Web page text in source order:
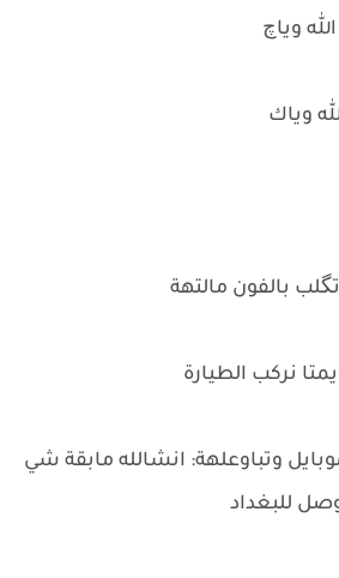
وياچ
وياك
بالفون مالتهة
نركب الطيارة
وتباوعلهة: انشالله مابقة شي
للبغداد